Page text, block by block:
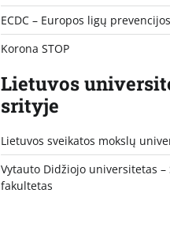
ECDC – Europos ligų
Korona STOP
Lietuvos
srityje
Lietuvos sveikatos mokslų
Vytauto Didžiojo universitetas –
fakultetas